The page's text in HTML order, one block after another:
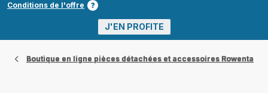
Conditions de l'offre
J'EN PROFITE
Boutique en ligne pièces détachées et accessoires Rowenta